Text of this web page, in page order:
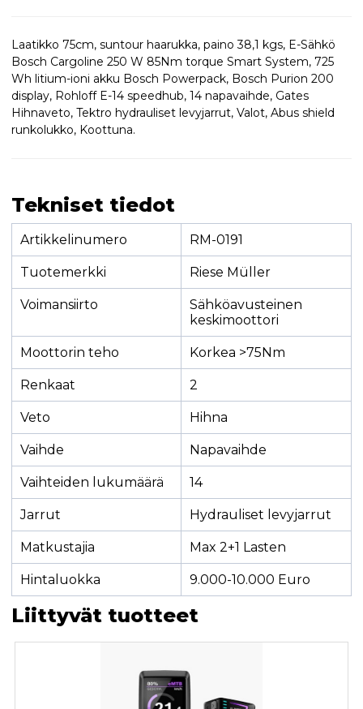
Laatikko 75cm, suntour haarukka, paino 38,1 kgs, E-Sähkö
Bosch Cargoline 250 W 85Nm torque Smart System, 725
Wh litium-ioni akku Bosch Powerpack, Bosch Purion 200
display, Rohloff E-14 speedhub, 14 napavaihde, Gates
Hihnaveto, Tektro hydrauliset levyjarrut, Valot, Abus shield
runkolukko, Koottuna.
Tekniset tiedot
Artikkelinumero RM-0191
Tuotemerkki Riese Müller
Voimansiirto
Sähköavusteinen
keskimoottori
Moottorin teho Korkea >75Nm
Renkaat 2
Veto Hihna
Vaihde Napavaihde
Vaihteiden lukumäärä 14
Jarrut Hydrauliset levyjarrut
Matkustajia Max 2+1 Lasten
Hintaluokka 9.000-10.000 Euro
Liittyvät tuotteet